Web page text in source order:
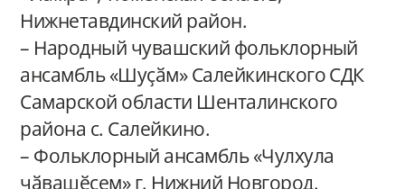
Нижнетавдинский район.
– Народный чувашский фольклорный
ансамбль «Шуҫӑм» Салейкинского СДК
Самарской области Шенталинского
района с. Салейкино.
– Фольклорный ансамбль «Чулхула
чӑвашӗсем» г. Нижний Новгород.